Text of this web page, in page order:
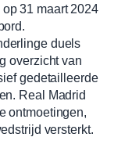
31 maart 2024
duels
overzicht van
gedetailleerde
Real Madrid
ontmoetingen,
versterkt.